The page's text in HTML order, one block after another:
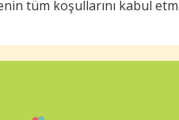
tüm koşullarını kabul